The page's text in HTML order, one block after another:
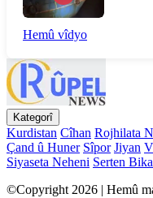
Hemû vîdyo
Kategorî
Kurdistan Cîhan Rojhilata
Çand û Huner Sîpor Jiyan
Siyaseta Neheni Serten
©Copyright 2026 | Hemû